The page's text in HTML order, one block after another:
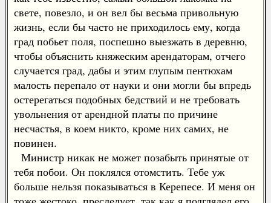
свете, повезло, и он вел бы весьма привольную
жизнь, если бы часто не приходилось ему, когда
град побьет поля, поспешно выезжать в деревню,
чтобы объяснить княжеским арендаторам, отчего
случается град, дабы и этим глупым пентюхам
малость перепало от науки и они могли бы впредь
остерегаться подобных бедствий и не требовать
увольнения от арендной платы по причине
несчастья, в коем никто, кроме них самих, не
повинен.
Министр никак не может позабыть принятые от
тебя побои. Он поклялся отомстить. Тебе уж
больше нельзя показываться в Керепесе. И меня он